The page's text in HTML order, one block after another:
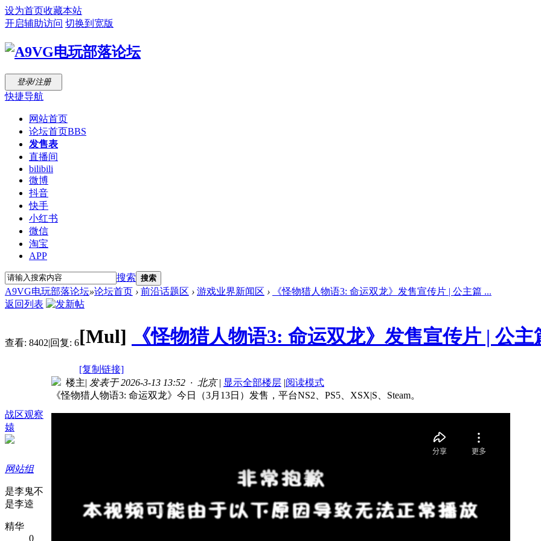
设为首页收藏本站
开启辅助访问 切换到宽版
登录/注册
快捷导航
网站首页
论坛首页BBS
发售表
直播间
bilibili
微博
抖音
快手
小红书
微信
淘宝
APP
搜索 搜索
A9VG电玩部落论坛»论坛首页 › 前沿话题区 › 游戏业界新闻区 ›
《怪物猎人物语3: 命运双龙》发售宣传片 | 公主篇 ...
返回列表
查看: 8402|回复: 6[Mul] 《怪物猎人物语3: 命运双龙》发售宣传片 | 公主
[复制链接]
战区观察
媴
网站组
是李鬼不
是李逵
精华
0
楼主| 发表于 2026-3-13 13:52 · 北京 | 显示全部楼层 |阅读模式
《怪物猎人物语3: 命运双龙》今日（3月13日）发售，平台NS2、PS5、XSX|S、Steam。